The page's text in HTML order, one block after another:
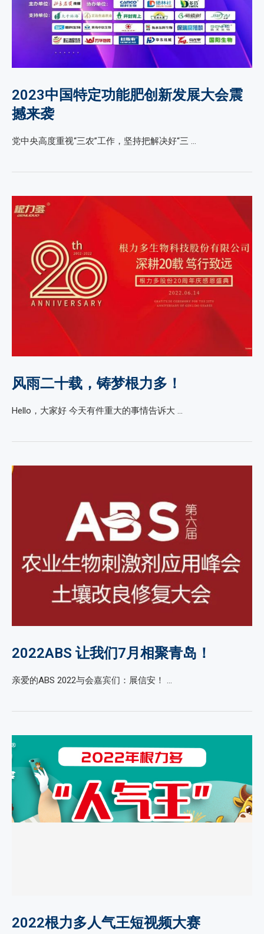
2023中国特定功能肥创新发展大会震
撼来袭
党中央高度重视“三农”工作，坚持把解决好“三 …
风雨二十载，铸梦根力多！
Hello，大家好 今天有件重大的事情告诉大 …
2022ABS 让我们7月相聚青岛！
亲爱的ABS 2022与会嘉宾们：展信安！ …
2022根力多人气王短视频大赛